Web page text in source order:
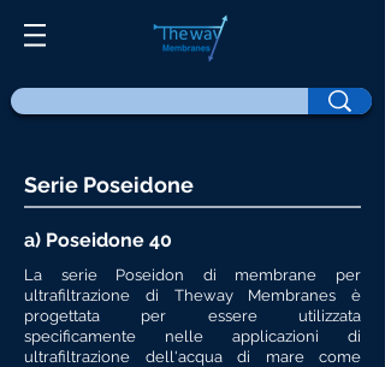
Serie Poseidone
a) Poseidone 40
La serie Poseidon di membrane per
ultrafiltrazione di Theway Membranes è
progettata per essere utilizzata
specificamente nelle applicazioni di
ultrafiltrazione dell'acqua di mare come